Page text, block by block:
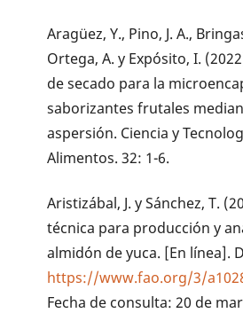
Aragüez, Y., Pino, J. A.,
Ortega, A. y Expósito, I.
de secado para la
saborizantes frutales
aspersión. Ciencia y
Alimentos. 32: 1-6.
Aristizábal, J. y Sánchez, T.
técnica para producción y
almidón de yuca. [En línea].
https://www.fao.org/3/
Fecha de consulta: 20 de